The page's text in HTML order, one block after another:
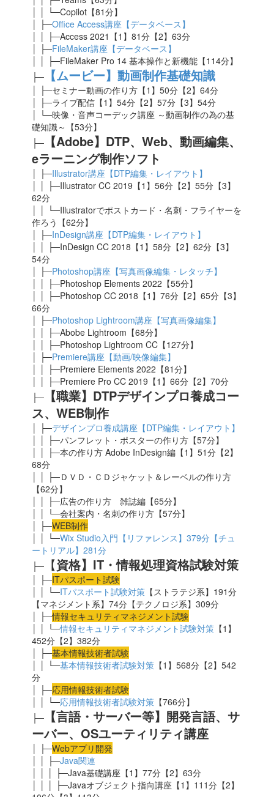
│ │ └─Copilot【81分】
│ ├─Office Access講座【データベース】
│ │ ├─Access 2021【1】81分【2】63分
│ ├─FileMaker講座【データベース】
│ │ ├─FileMaker Pro 14 基本操作と新機能【114分】
├─ 【ムービー】動画制作基礎知識
│ ├─セミナー動画の作り方【1】50分【2】64分
│ ├─ライブ配信【1】54分【2】57分【3】54分
│ └─映像・音声コーデック講座 ～動画制作の為の基
礎知識～【53分】
├─ 【Adobe】DTP、Web、動画編集、
eラーニング制作ソフト
│ ├─Illustrator講座【DTP編集・レイアウト】
│ │ ├─Illustrator CC 2019【1】56分【2】55分【3】
62分
│ │ └─Illustratorでポストカード・名刺・フライヤーを
作ろう【62分】
│ ├─InDesign講座【DTP編集・レイアウト】
│ │ ├─InDesign CC 2018【1】58分【2】62分【3】
54分
│ ├─Photoshop講座【写真画像編集・レタッチ】
│ │ ├─Photoshop Elements 2022【55分】
│ │ ├─Photoshop CC 2018【1】76分【2】65分【3】
66分
│ ├─Photoshop Lightroom講座【写真画像編集】
│ │ ├─Abobe Lightroom【68分】
│ │ ├─Photoshop Lightroom CC【127分】
│ ├─Premiere講座【動画/映像編集】
│ │ ├─Premiere Elements 2022【81分】
│ │ ├─Premiere Pro CC 2019【1】66分【2】70分
├─ 【職業】DTPデザインプロ養成コー
ス、WEB制作
│ ├─デザインプロ養成講座【DTP編集・レイアウト】
│ │ ├─パンフレット・ポスターの作り方【57分】
│ │ ├─本の作り方 Adobe InDesign編【1】51分【2】
68分
│ │ ├─ＤＶＤ・ＣＤジャケット＆レーベルの作り方
【62分】
│ │ ├─広告の作り方 雑誌編【65分】
│ │ └─会社案内・名刺の作り方【57分】
│ ├─WEB制作
│ │ └─Wix Studio入門【リファレンス】379分【チュ
ートリアル】281分
├─ 【資格】IT・情報処理資格試験対策
│ ├─ITパスポート試験
│ │ └─ITパスポート試験対策 【ストラテジ系】191分
【マネジメント系】74分【テクノロジ系】309分
│ ├─情報セキュリティマネジメント試験
│ │ └─情報セキュリティマネジメント試験対策 【1】
452分【2】382分
│ ├─基本情報技術者試験
│ │ └─基本情報技術者試験対策 【1】568分【2】542
分
│ ├─応用情報技術者試験
│ │ └─応用情報技術者試験対策 【766分】
├─ 【言語・サーバー等】開発言語、サ
ーバー、OSユーティリティ講座
│ ├─Webアプリ開発
│ │ ├─Java関連
│ │ │ ├─Java基礎講座【1】77分【2】63分
│ │ │ ├─Javaオブジェクト指向講座【1】111分【2】